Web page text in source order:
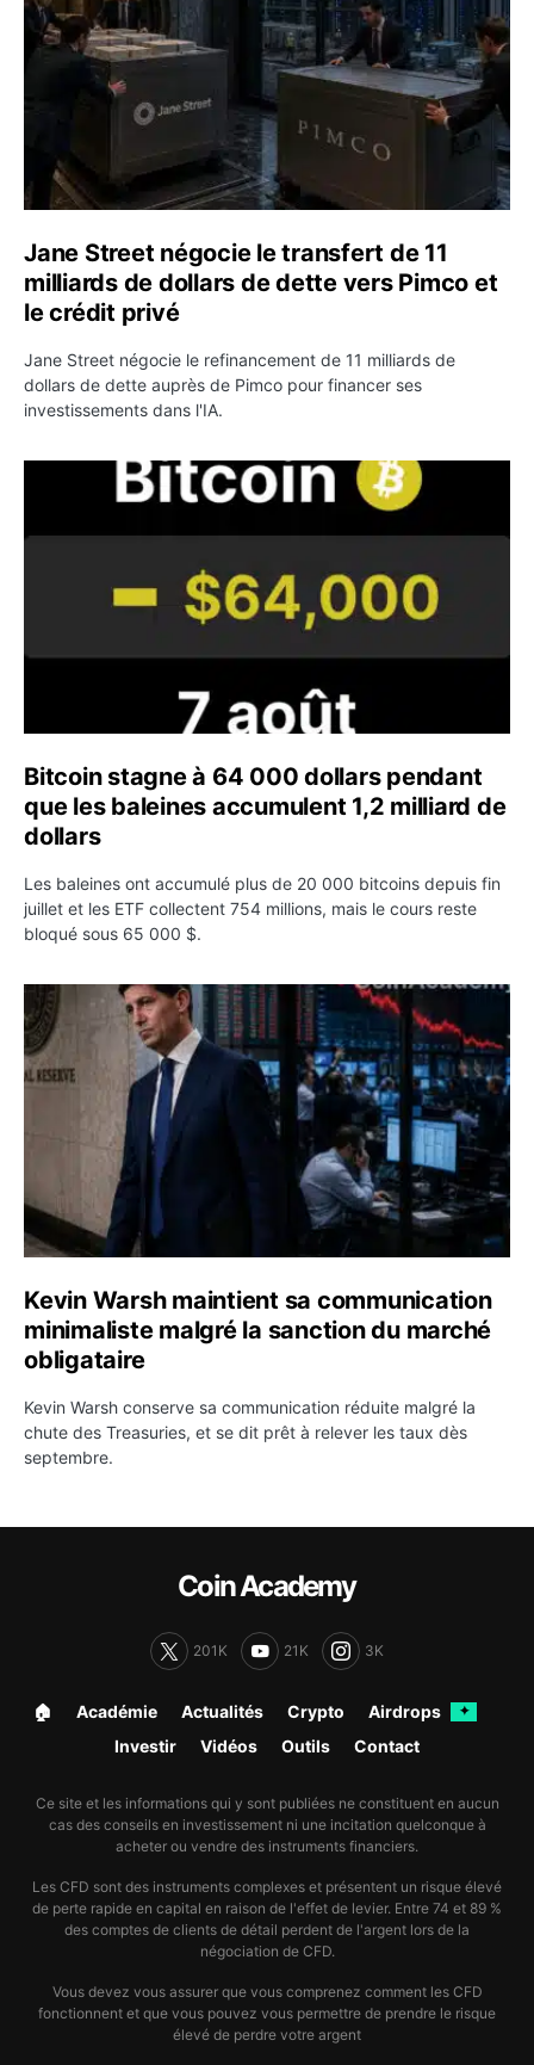
Jane Street négocie le transfert de 11
milliards de dollars de dette vers Pimco et
le crédit privé
Jane Street négocie le refinancement de 11 milliards de
dollars de dette auprès de Pimco pour financer ses
investissements dans l'IA.
Bitcoin stagne à 64 000 dollars pendant que les
Bitcoin stagne à 64 000 dollars pendant
que les baleines accumulent 1,2 milliard de
dollars
Les baleines ont accumulé plus de 20 000 bitcoins depuis fin
juillet et les ETF collectent 754 millions, mais le cours reste
bloqué sous 65 000 $.
Kevin Warsh maintient sa communication minimaliste
Kevin Warsh maintient sa communication
minimaliste malgré la sanction du marché
obligataire
Kevin Warsh conserve sa communication réduite malgré la
chute des Treasuries, et se dit prêt à relever les taux dès
septembre.
Coin Academy
201K 21K 3K
🏠︎ Académie Actualités Crypto Airdrops ✦
Investir Vidéos Outils Contact
Ce site et les informations qui y sont publiées ne constituent en aucun
cas des conseils en investissement ni une incitation quelconque à
acheter ou vendre des instruments financiers.
Les CFD sont des instruments complexes et présentent un risque élevé
de perte rapide en capital en raison de l'effet de levier. Entre 74 et 89 %
des comptes de clients de détail perdent de l'argent lors de la
négociation de CFD.
Vous devez vous assurer que vous comprenez comment les CFD
fonctionnent et que vous pouvez vous permettre de prendre le risque
élevé de perdre votre argent